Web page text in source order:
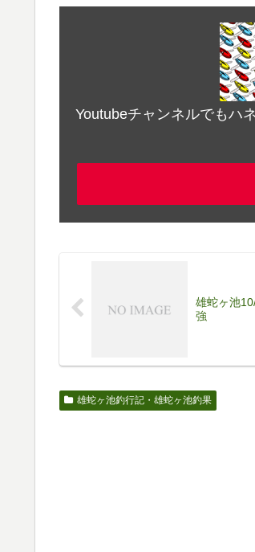
Youtubeチャンネルでもハ
雄蛇ヶ池
強
雄蛇ヶ池釣行記・雄蛇ヶ池釣果